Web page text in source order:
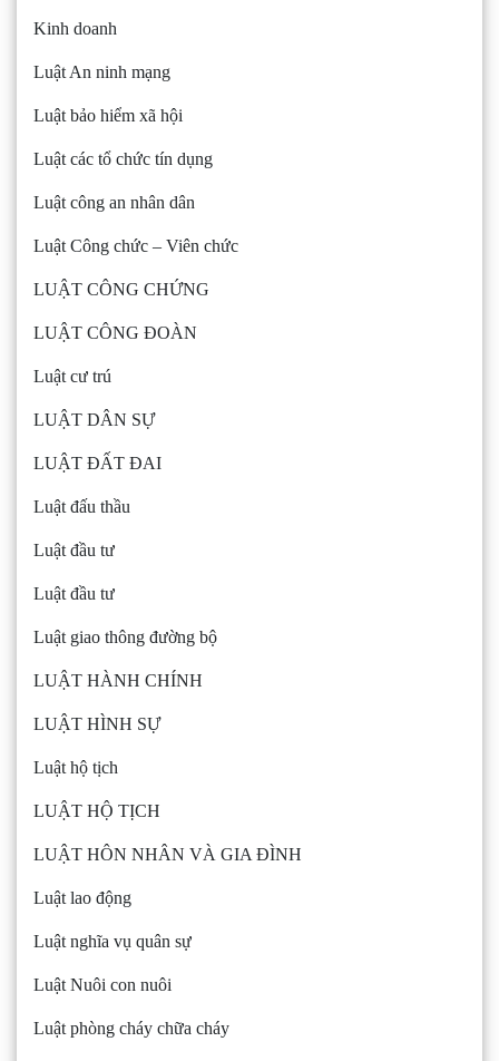
Kinh doanh
Luật An ninh mạng
Luật bảo hiểm xã hội
Luật các tổ chức tín dụng
Luật công an nhân dân
Luật Công chức – Viên chức
LUẬT CÔNG CHỨNG
LUẬT CÔNG ĐOÀN
Luật cư trú
LUẬT DÂN SỰ
LUẬT ĐẤT ĐAI
Luật đấu thầu
Luật đầu tư
Luật đầu tư
Luật giao thông đường bộ
LUẬT HÀNH CHÍNH
LUẬT HÌNH SỰ
Luật hộ tịch
LUẬT HỘ TỊCH
LUẬT HÔN NHÂN VÀ GIA ĐÌNH
Luật lao động
Luật nghĩa vụ quân sự
Luật Nuôi con nuôi
Luật phòng cháy chữa cháy